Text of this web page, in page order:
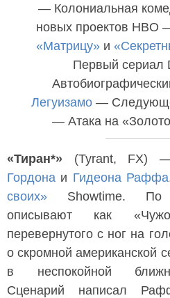
— Колониальная
новых проектов HBO
«Матрицу»и
Первый сериал
Легуизамо—
— Атака на
«Тиран*» (Tyrant, FX)
Гордона и Гидеона Раффа
своих» Showtime. По
описывают как
перевернутого с ног на
о скромной американской
в неспокойной
Сценарий написал